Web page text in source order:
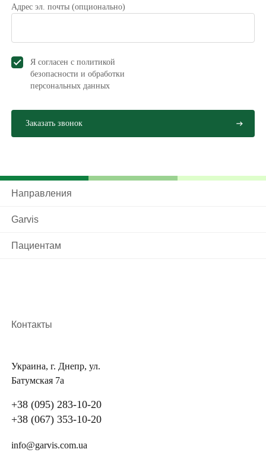
Адрес эл. почты (опционально)
Я согласен с политикой
безопасности и обработки
персональных данных
Направления
Garvis
Пациентам
Контакты
Украина, г. Днепр, ул.
Батумская 7а
+38 (095) 283-10-20
+38 (067) 353-10-20
info@garvis.com.ua